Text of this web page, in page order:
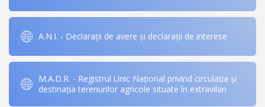
A.N.I. - Declarații de avere și declarații de interese
M.A.D.R. - Registrul Unic Național privind circulația și
destinația terenurilor agricole situate în extravilan